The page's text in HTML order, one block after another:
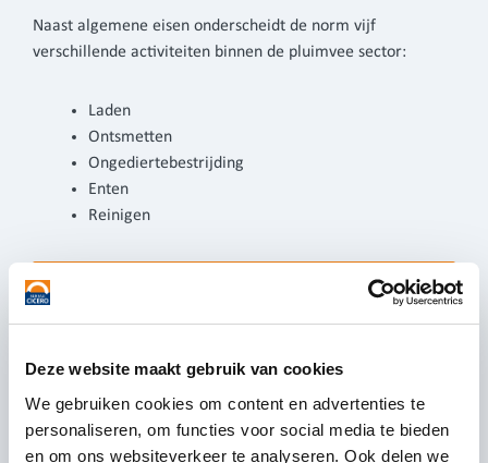
Deze website maakt gebruik van cookies
We gebruiken cookies om content en advertenties te
personaliseren, om functies voor social media te bieden
en om ons websiteverkeer te analyseren. Ook delen we
Naast algemene eisen onderscheidt de norm vijf
verschillende activiteiten binnen de pluimvee sector:
Laden
Ontsmetten
Ongediertebestrijding
Enten
Reinigen
Ik wil graag gecertificeerd worden
De rol van Bureau Cicero